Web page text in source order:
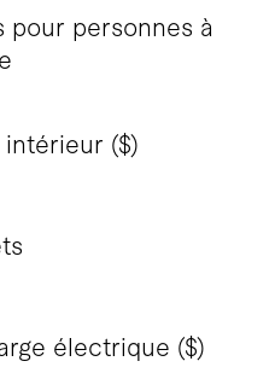
pour personnes à
($)
électrique ($)